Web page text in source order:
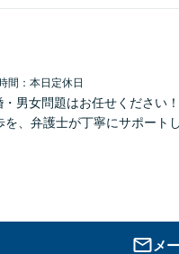
間：本日定休日
男女問題はお任せください
、弁護士が丁寧にサポート
メ